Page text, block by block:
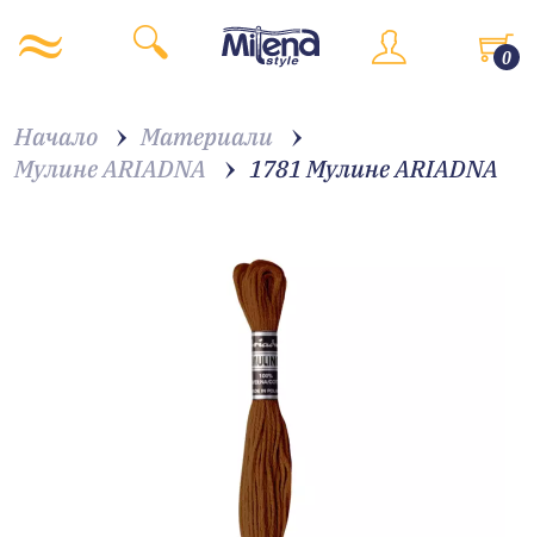
0
Начало
Материали
Мулине ARIADNA
1781 Мулине АRIADNA